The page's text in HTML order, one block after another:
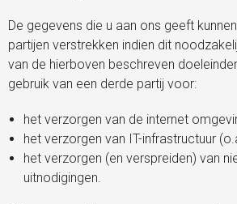
De gegevens die u aan ons geeft
partijen verstrekken indien dit
van de hierboven beschreven
gebruik van een derde partij voor:
het verzorgen van de internet
het verzorgen van IT-infrastructuur
het verzorgen (en verspreiden) van
uitnodigingen.